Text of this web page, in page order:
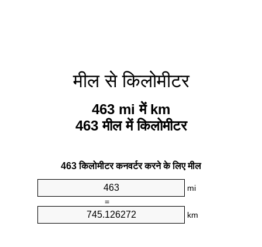
मील से किलोमीटर
463 mi में km
463 मील में किलोमीटर
463 किलोमीटर कनवर्टर करने के लिए मील
mi
=
km